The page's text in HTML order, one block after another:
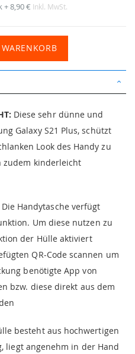
+8,90 € Inkl. MwSt.
Diese sehr dünne und
Galaxy S21 Plus, schützt
Look des Handy zu
zudem kinderleicht
Die Handytasche verfügt
Um diese nutzen zu
der Hülle aktiviert
QR-Code scannen um
benötigte App von
bzw. diese direkt aus dem
besteht aus hochwertigen
liegt angenehm in der Hand